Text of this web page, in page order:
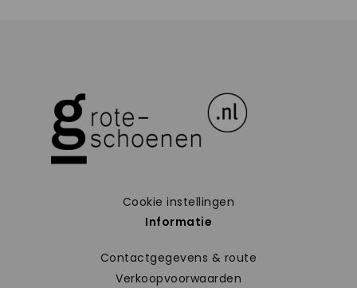
Cookie instellingen
Informatie
Contactgegevens & route
Verkoopvoorwaarden